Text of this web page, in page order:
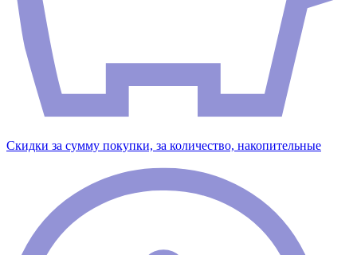
Скидки за сумму покупки, за количество, накопительные